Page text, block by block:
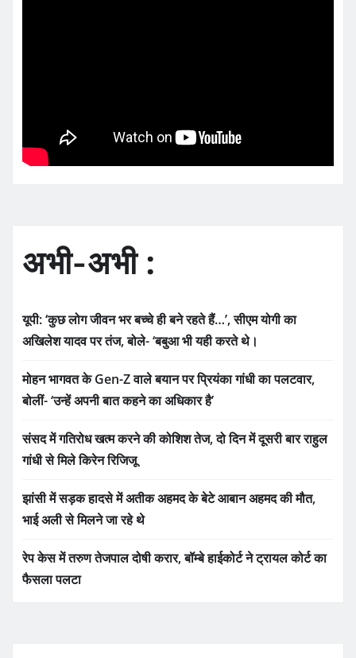
अभी-अभी :
यूपी: ‘कुछ लोग जीवन भर बच्चे ही बने रहते हैं…’, सीएम योगी का
अखिलेश यादव पर तंज, बोले- ‘बबुआ भी यही करते थे।
मोहन भागवत के Gen-Z वाले बयान पर प्रियंका गांधी का पलटवार,
बोलीं- ‘उन्हें अपनी बात कहने का अधिकार है’
संसद में गतिरोध खत्म करने की कोशिश तेज, दो दिन में दूसरी बार राहुल
गांधी से मिले किरेन रिजिजू
झांसी में सड़क हादसे में अतीक अहमद के बेटे आबान अहमद की मौत,
भाई अली से मिलने जा रहे थे
रेप केस में तरुण तेजपाल दोषी करार, बॉम्बे हाईकोर्ट ने ट्रायल कोर्ट का
फैसला पलटा